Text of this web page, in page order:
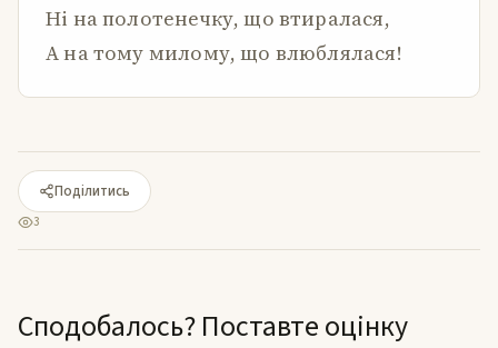
Ні на полотенечку, що втиралася,
А на тому милому, що влюблялася!
Поділитись
3
Сподобалось? Поставте оцінку